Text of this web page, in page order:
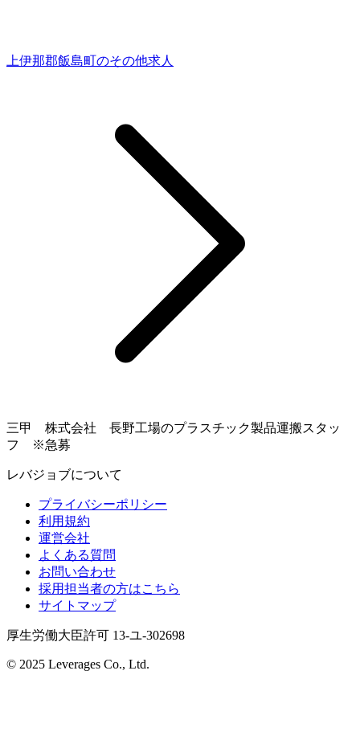
上伊那郡飯島町のその他求人
三甲 株式会社 長野工場のプラスチック製品運搬スタッ
フ ※急募
レバジョブについて
プライバシーポリシー
利用規約
運営会社
よくある質問
お問い合わせ
採用担当者の方はこちら
サイトマップ
厚生労働大臣許可 13-ユ-302698
© 2025 Leverages Co., Ltd.